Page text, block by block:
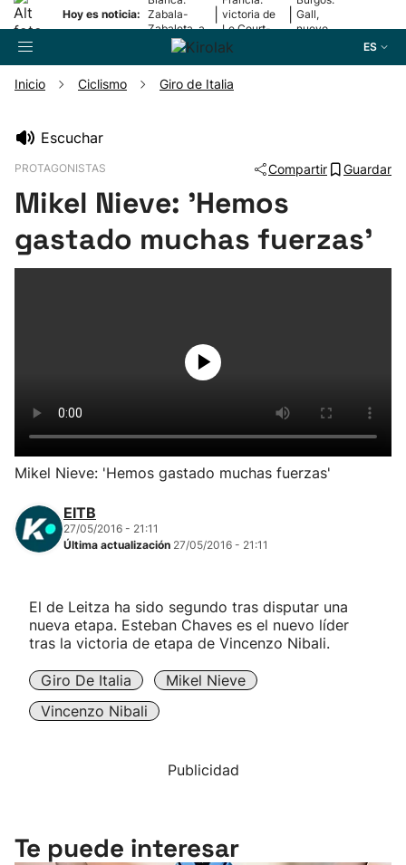
Hoy es noticia: Zabala-
Zabaleta, a
la final
victoria de
Le Court-
Pienaar
Gall,
nuevo
ES
Pelota
Herri-kirolak
Balonmano
Kirolak 360
Carreras de montaña
Más deportes
Inicio Ciclismo Giro de Italia
Escuchar
PROTAGONISTAS Compartir Guardar
Mikel Nieve: 'Hemos
gastado muchas fuerzas'
Mikel Nieve: 'Hemos gastado muchas fuerzas'
EITB
27/05/2016 - 21:11
Última actualización 27/05/2016 - 21:11
El de Leitza ha sido segundo tras disputar una
nueva etapa. Esteban Chaves es el nuevo líder
tras la victoria de etapa de Vincenzo Nibali.
Giro De Italia
Mikel Nieve
Vincenzo Nibali
Publicidad
Te puede interesar